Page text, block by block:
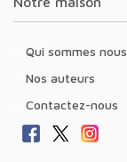
Qui sommes nous
Nos auteurs
Contactez-nous